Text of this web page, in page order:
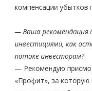
компенсации убытков
— Ваша рекомендация
инвестициями, как
потоке инвесторам?
— Рекомендую
«Профит», за